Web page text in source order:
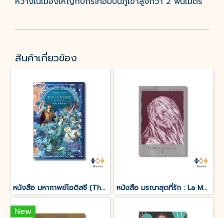
สินค้าเกี่ยวข้อง
หนังสือ มหากาพย์โอดิสซี (The Odyssey of Homer) หนังสือ มรณาสุดที่รัก : La Morte amoureuse
New